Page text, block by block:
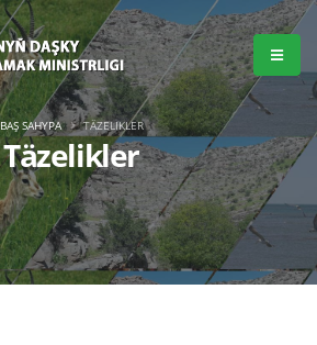
Täzelikler
BAŞ SAHYPA TÄZELIKLER